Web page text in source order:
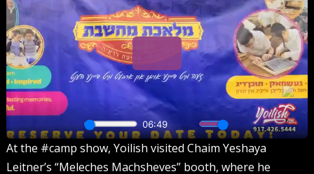
At the #camp show, Yoilish visited Chaim Yeshaya
Leitner’s “Meleches Machsheves” booth, where he